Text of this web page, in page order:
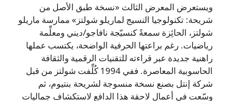
ويستعرض المعرض الثالث «نسخة طبق الأصل من
شريحة: تكنولوجيا النسيج لماريلو شولتز» ممارسة ماريلو
شولتز، الحائِزة سمعةً كنسيّجة نافاجو/ديني ومعلِّمة
رياضيات. رغم براعتها الحرفية الواضحة، يكتسب عملها
راهنية جديدة عبر قراءته للتقنيات الرقمية والثقافة
الحاسوبية المعاصرة. ففي 1994 كُلِّفت شولتز من قبل
شركة إنتل بصنع نسخة منسوجة لشريحة بنتيوم، ثم
وسّعت في أعمال لاحقة هذا الدافع لاستكشاف جماليات